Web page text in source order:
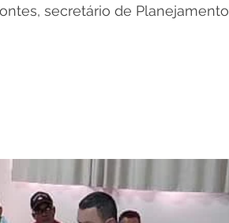
secretário de Planejamento